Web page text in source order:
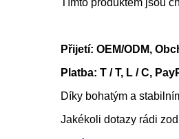
Přijetí: OEM/ODM,
Platba: T / T, L / C,
Díky bohatým a
Jakékoli dotazy rádi